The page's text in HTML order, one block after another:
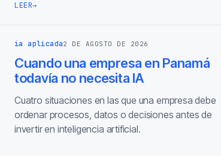
LEER→
ia aplicada2 DE AGOSTO DE 2026
Cuando una empresa en Panamá
todavía no necesita IA
Cuatro situaciones en las que una empresa debe
ordenar procesos, datos o decisiones antes de
invertir en inteligencia artificial.